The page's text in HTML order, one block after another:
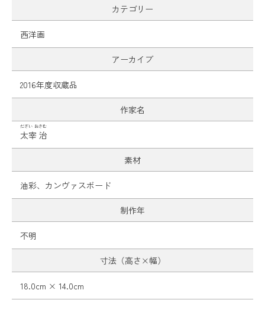
カテゴリー
西洋画
アーカイブ
2016年度収蔵品
作家名
太宰 治
だざい おさむ
素材
油彩、カンヴァスボード
制作年
不明
寸法（高さ×幅）
18.0cm × 14.0cm